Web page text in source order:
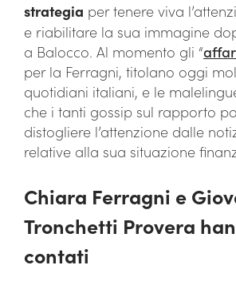
strategia per tenere viva
e riabilitare la sua immagine
a Balocco. Al momento gli “
per la Ferragni, titolano oggi
quotidiani italiani, e le
che i tanti gossip sul rapporto
distogliere l’attenzione dalle
relative alla sua situazione
Chiara Ferragni e
Tronchetti Provera
contati